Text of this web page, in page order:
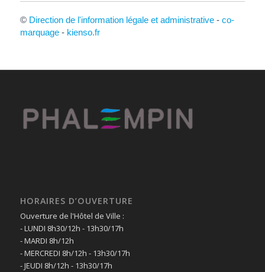
© Direction de l'information légale et administrative- co-
marquage- kienso.fr
HORAIRES D’OUVERTURE
Ouverture de l'Hôtel de Ville :
- LUNDI 8h30/12h - 13h30/17h
- MARDI 8h/12h
- MERCREDI 8h/12h - 13h30/17h
- JEUDI 8h/12h - 13h30/17h